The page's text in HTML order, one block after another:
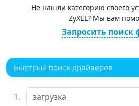
Не нашли категорию своего
ZyXEL? Мы вам
Запросить поиск
Быстрый поиск драйверов
1.